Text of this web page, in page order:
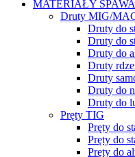
MATERIAŁY
Druty MIG/
Druty do
Druty do
Druty do
Druty
Druty
Druty do
Druty do
Pręty TIG
Pręty do
Pręty do
Pręty do